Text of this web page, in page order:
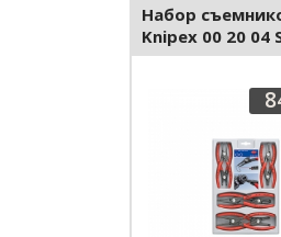
Набор
Knipex 00 20 04